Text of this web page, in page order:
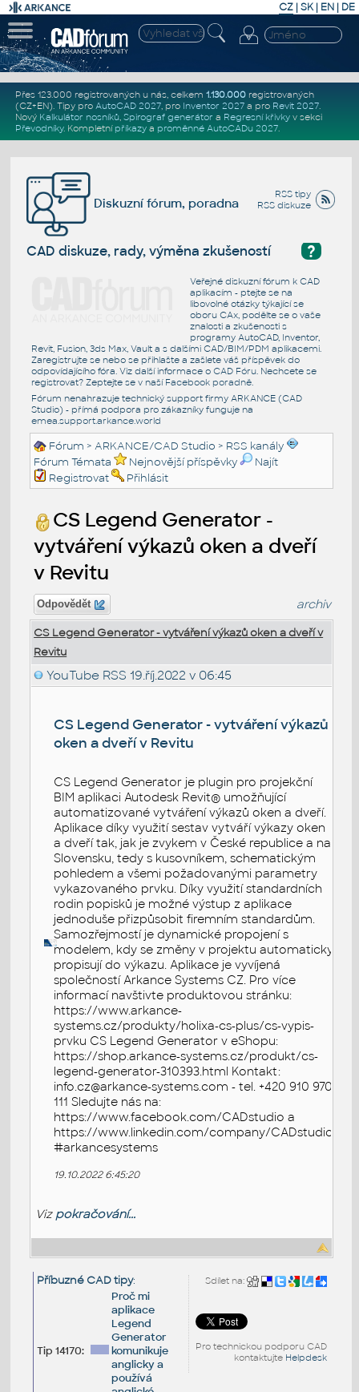
CZ | SK| EN | DE
Přes 123.000 registrovaných u nás, celkem 1.130.000registrovaných
(CZ+EN). Tipy pro AutoCAD 2027, pro Inventor 2027a pro Revit 2027.
Nový Kalkulátor nosníků, Spirograf generátor a Regresní křivkyv sekci
Převodníky. Kompletní příkazya proměnné AutoCADu 2027.
RSS tipy
RSS diskuze
Diskuzní fórum, poradna
?
CAD diskuze, rady, výměna zkušeností
Veřejné diskuzní fórum k CAD
aplikacím - ptejte se na
libovolné otázky týkající se
oboru CAx, podělte se o vaše
znalosti a zkušenosti s
programy AutoCAD, Inventor,
Revit, Fusion, 3ds Max, Vault a s dalšími CAD/BIM/PDM aplikacemi.
Zaregistrujte se nebo se přihlašte a zašlete váš příspěvek do
odpovídajícího fóra. Viz další informace o CAD Fóru. Nechcete se
registrovat? Zeptejte se v naší Facebook poradně.
Fórum nenahrazuje technický support firmy ARKANCE (CAD
Studio) - přímá podpora pro zákazníky funguje na
emea.support.arkance.world
Fórum >ARKANCE/CAD Studio > RSS kanály
Fórum Témata
Nejnovější příspěvky
Najít
Registrovat
Přihlásit
CS Legend Generator -
vytváření výkazů oken a dveří
v Revitu
Odpovědět archiv
CS Legend Generator - vytváření výkazů oken a dveří v
Revitu
YouTube RSS 19.říj.2022 v 06:45
CS Legend Generator - vytváření výkazů
oken a dveří v Revitu
CS Legend Generator je plugin pro projekční
BIM aplikaci Autodesk Revit® umožňující
automatizované vytváření výkazů oken a dveří.
Aplikace díky využití sestav vytváří výkazy oken
a dveří tak, jak je zvykem v České republice a na
Slovensku, tedy s kusovníkem, schematickým
pohledem a všemi požadovanými parametry
vykazovaného prvku. Díky využití standardních
rodin popisků je možné výstup z aplikace
jednoduše přizpůsobit firemním standardům.
Samozřejmostí je dynamické propojení s
modelem, kdy se změny v projektu automaticky
propisují do výkazu. Aplikace je vyvíjená
společností Arkance Systems CZ. Pro více
informací navštivte produktovou stránku:
https://www.arkance-
systems.cz/produkty/holixa-cs-plus/cs-vypis-
prvku CS Legend Generator v eShopu:
https://shop.arkance-systems.cz/produkt/cs-
legend-generator-310393.html Kontakt:
info.cz@arkance-systems.com - tel. +420 910 970
111 Sledujte nás na:
https://www.facebook.com/CADstudio a
https://www.linkedin.com/company/CADstudio
#arkancesystems
19.10.2022 6:45:20
Viz pokračování...
Sdílet na:
Pro technickou podporu CAD
kontaktujte Helpdesk
Příbuzné CAD tipy:
Tip 14170:
Proč mi
aplikace
Legend
Generator
komunikuje
anglicky a
používá